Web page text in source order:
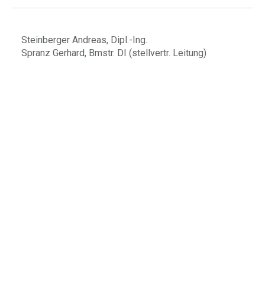
Steinberger Andreas, Dipl.-Ing.
Spranz Gerhard, Bmstr. DI (stellvertr. Leitung)